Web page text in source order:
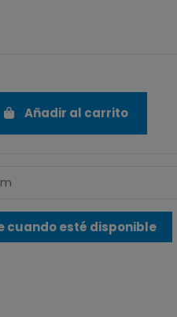
Añadir al carrito